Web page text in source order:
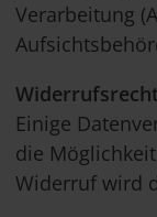
Verarbeitung
Einige
die
Widerruf wird